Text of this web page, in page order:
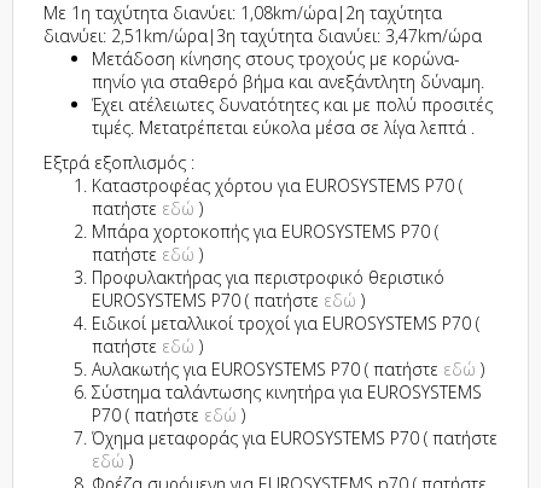
Με 1η ταχύτητα διανύει: 1,08km/ώρα|2η ταχύτητα
διανύει: 2,51km/ώρα|3η ταχύτητα διανύει: 3,47km/ώρα
Μετάδοση κίνησης στους τροχούς με κορώνα-
πηνίο για σταθερό βήμα και ανεξάντλητη δύναμη.
Έχει ατέλειωτες δυνατότητες και με πολύ προσιτές
τιμές. Μετατρέπεται εύκολα μέσα σε λίγα λεπτά .
Εξτρά εξοπλισμός :
Καταστροφέας χόρτου για EUROSYSTEMS P70 (
πατήστε εδώ )
Μπάρα χορτοκοπής για EUROSYSTEMS P70 (
πατήστε εδώ )
Προφυλακτήρας για περιστροφικό θεριστικό
EUROSYSTEMS P70 ( πατήστε εδώ )
Ειδικοί μεταλλικοί τροχοί για EUROSYSTEMS P70 (
πατήστε εδώ )
Αυλακωτής για EUROSYSTEMS P70 ( πατήστε εδώ )
Σύστημα ταλάντωσης κινητήρα για EUROSYSTEMS
P70 ( πατήστε εδώ )
Όχημα μεταφοράς για EUROSYSTEMS P70 ( πατήστε
εδώ )